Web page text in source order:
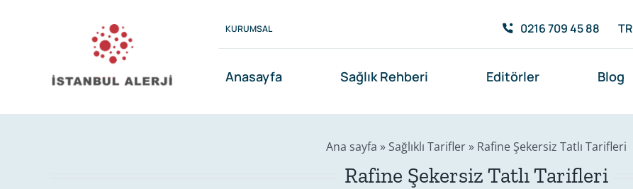
KURUMSAL 0216 709 45 88 TR
Anasayfa Sağlık Rehberi Editörler Blog
Ana sayfa » Sağlıklı Tarifler» Rafine Şekersiz Tatlı Tarifleri
Rafine Şekersiz Tatlı Tarifleri